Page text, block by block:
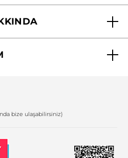
bize ulaşabilirsiniz)